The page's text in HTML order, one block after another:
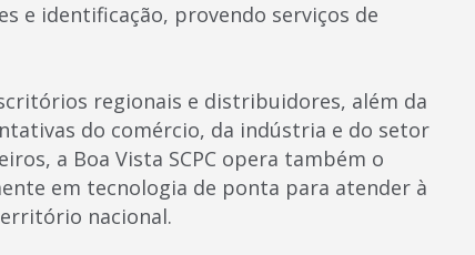
e identificação, provendo serviços de
regionais e distribuidores, além da
do comércio, da indústria e do setor
a Boa Vista SCPC opera também o
em tecnologia de ponta para atender à
nacional.